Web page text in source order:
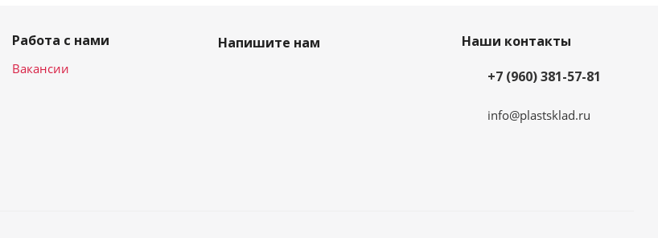
Работа с нами
Вакансии
Напишите нам
Наши контакты
+7 (960) 381-57-81
info@plastsklad.ru